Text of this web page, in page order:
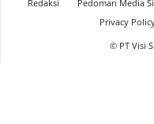
Redaksi Pedoman Media
Privacy
© PT Visi